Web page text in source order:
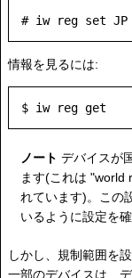
情報を見るには:
ノート デバイスが
ます(これは "world
れています)。この
いるように設定を
しかし、規制範囲を
一部のデバイスは、